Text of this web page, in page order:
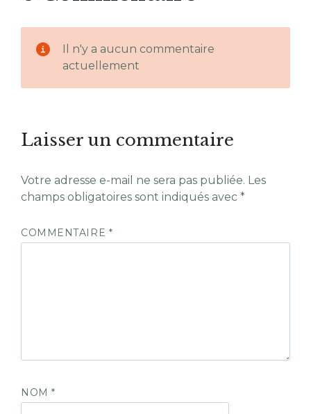
Il n'y a aucun commentaire
actuellement
Laisser un commentaire
Votre adresse e-mail ne sera pas publiée. Les
champs obligatoires sont indiqués avec *
COMMENTAIRE *
NOM*